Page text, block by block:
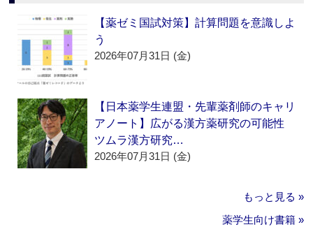
【薬ゼミ国試対策】計算問題を意識しよ
う
2026年07月31日 (金)
【日本薬学生連盟・先輩薬剤師のキャリ
アノート】広がる漢方薬研究の可能性
ツムラ漢方研究…
2026年07月31日 (金)
もっと見る »
薬学生向け書籍 »